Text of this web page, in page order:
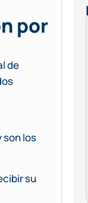
por
de
son los
su